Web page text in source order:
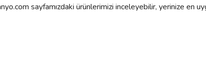
sayfamızdaki ürünlerimizi inceleyebilir, yerinize en